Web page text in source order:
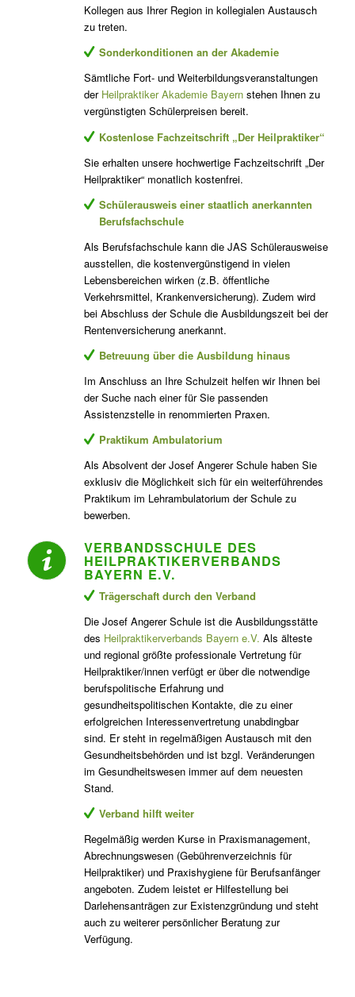
Kollegen aus Ihrer Region in kollegialen Austausch
zu treten.
Sonderkonditionen an der Akademie
Sämtliche Fort- und Weiterbildungsveranstaltungen
der Heilpraktiker Akademie Bayernstehen Ihnen zu
vergünstigten Schülerpreisen bereit.
Kostenlose Fachzeitschrift „Der Heilpraktiker“
Sie erhalten unsere hochwertige Fachzeitschrift „Der
Heilpraktiker“ monatlich kostenfrei.
Schülerausweis einer staatlich anerkannten
Berufsfachschule
Als Berufsfachschule kann die JAS Schülerausweise
ausstellen, die kostenvergünstigend in vielen
Lebensbereichen wirken (z.B. öffentliche
Verkehrsmittel, Krankenversicherung). Zudem wird
bei Abschluss der Schule die Ausbildungszeit bei der
Rentenversicherung anerkannt.
Betreuung über die Ausbildung hinaus
Im Anschluss an Ihre Schulzeit helfen wir Ihnen bei
der Suche nach einer für Sie passenden
Assistenzstelle in renommierten Praxen.
Praktikum Ambulatorium
Als Absolvent der Josef Angerer Schule haben Sie
exklusiv die Möglichkeit sich für ein weiterführendes
Praktikum im Lehrambulatorium der Schule zu
bewerben.
VERBANDSSCHULE DES
HEILPRAKTIKERVERBANDS
BAYERN E.V.
Trägerschaft durch den Verband
Die Josef Angerer Schule ist die Ausbildungsstätte
des Heilpraktikerverbands Bayern e.V. Als älteste
und regional größte professionale Vertretung für
Heilpraktiker/innen verfügt er über die notwendige
berufspolitische Erfahrung und
gesundheitspolitischen Kontakte, die zu einer
erfolgreichen Interessenvertretung unabdingbar
sind. Er steht in regelmäßigen Austausch mit den
Gesundheitsbehörden und ist bzgl. Veränderungen
im Gesundheitswesen immer auf dem neuesten
Stand.
Verband hilft weiter
Regelmäßig werden Kurse in Praxismanagement,
Abrechnungswesen (Gebührenverzeichnis für
Heilpraktiker) und Praxishygiene für Berufsanfänger
angeboten. Zudem leistet er Hilfestellung bei
Darlehensanträgen zur Existenzgründung und steht
auch zu weiterer persönlicher Beratung zur
Verfügung.